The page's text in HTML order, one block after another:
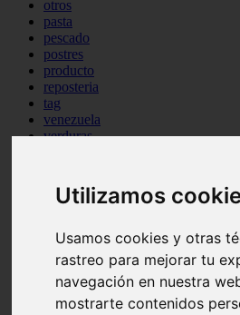
Utilizamos
Usamos cookies y otras
rastreo para mejorar tu
navegación en nuestra
mostrarte contenidos
otros
pasta
pescado
postres
producto
reposteria
tag
venezuela
verduras
Teruel - sarrión
Cádiz - algodonales
Madrid - madrid
Asturias - oviedo
Cádiz - el-puerto-de-santa-maría
Asturias - aller